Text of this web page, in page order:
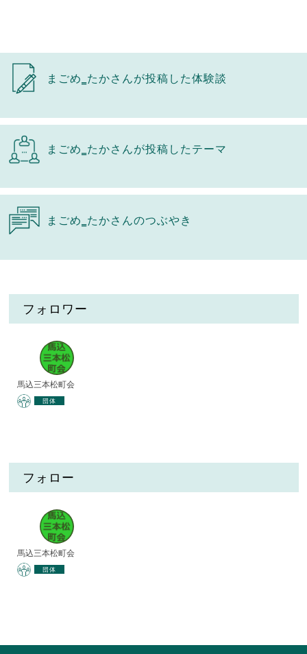
まごめ‗たかさんが投稿した体験談
まごめ‗たかさんが投稿したテーマ
まごめ‗たかさんのつぶやき
フォロワー
馬込三本松町会
団体
フォロー
馬込三本松町会
団体